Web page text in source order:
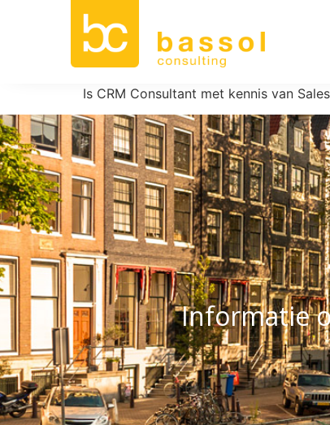
Is CRM Consultant met kennis van
Informatie